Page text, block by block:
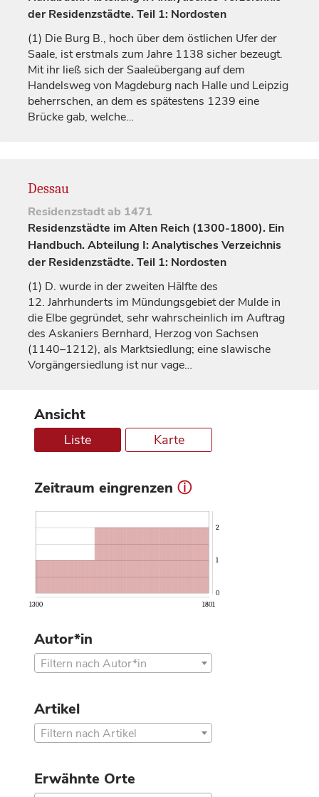
der Residenzstädte. Teil 1: Nordosten
(1) Die Burg B., hoch über dem östlichen Ufer der
Saale, ist erstmals zum Jahre 1138 sicher bezeugt.
Mit ihr ließ sich der Saaleübergang auf dem
Handelsweg von Magdeburg nach Halle und Leipzig
beherrschen, an dem es spätestens 1239 eine
Brücke gab, welche…
Dessau
Residenzstadtab 1471
Residenzstädte im Alten Reich (1300-1800). Ein
Handbuch. Abteilung I: Analytisches Verzeichnis
der Residenzstädte. Teil 1: Nordosten
(1) D. wurde in der zweiten Hälfte des
12. Jahrhunderts im Mündungsgebiet der Mulde in
die Elbe gegründet, sehr wahrscheinlich im Auftrag
des Askaniers Bernhard, Herzogvon Sachsen
(1140–1212), als Marktsiedlung; eine slawische
Vorgängersiedlung ist nur vage…
Ansicht
Liste Karte
Zeitraum eingrenzen ⓘ
1300 1801
0
1
2
Autor*in
Filtern nach Autor*in
Artikel
Filtern nach Artikel
Erwähnte Orte